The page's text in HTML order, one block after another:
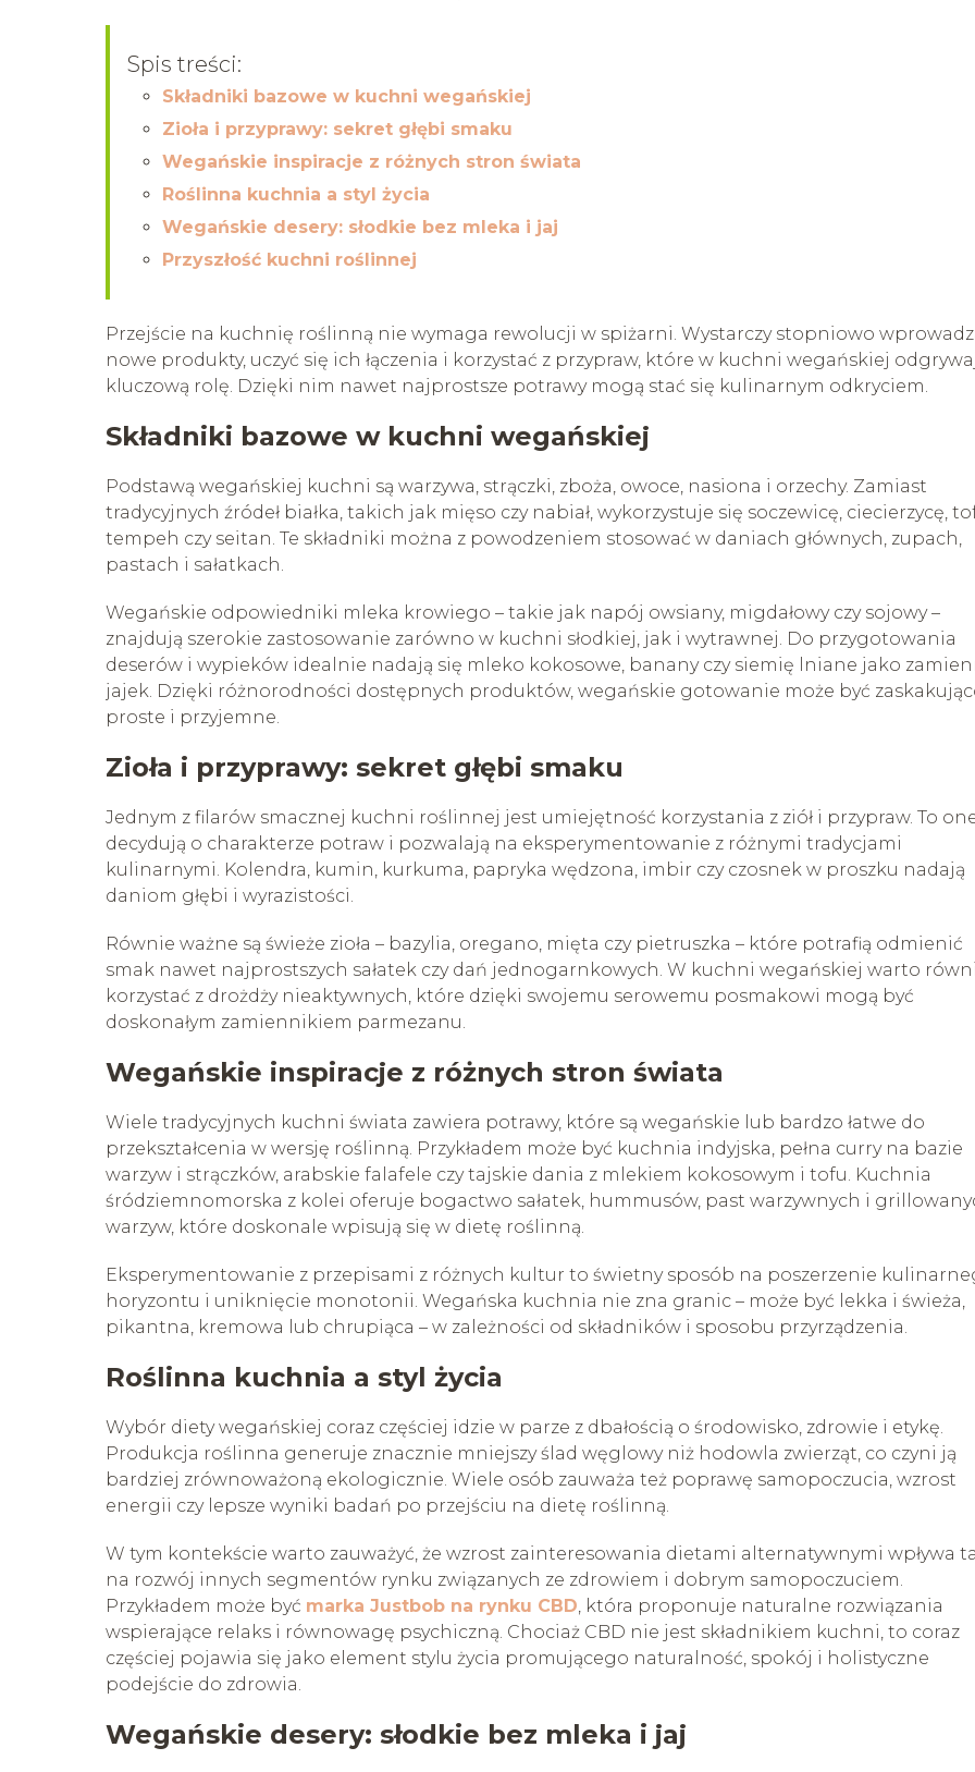
Spis treści:
Składniki bazowe w kuchni wegańskiej
Zioła i przyprawy: sekret głębi smaku
Wegańskie inspiracje z różnych stron świata
Roślinna kuchnia a styl życia
Wegańskie desery: słodkie bez mleka i jaj
Przyszłość kuchni roślinnej
Przejście na kuchnię roślinną nie wymaga rewolucji w spiżarni. Wystarczy stopniowo
nowe produkty, uczyć się ich łączenia i korzystać z przypraw, które w kuchni wegańskiej
kluczową rolę. Dzięki nim nawet najprostsze potrawy mogą stać się kulinarnym odkryciem.
Składniki bazowe w kuchni wegańskiej
Podstawą wegańskiej kuchni są warzywa, strączki, zboża, owoce, nasiona i orzechy. Zamiast
tradycyjnych źródeł białka, takich jak mięso czy nabiał, wykorzystuje się soczewicę, ciecierzycę,
tempeh czy seitan. Te składniki można z powodzeniem stosować w daniach głównych, zupach,
pastach i sałatkach.
Wegańskie odpowiedniki mleka krowiego – takie jak napój owsiany, migdałowy czy sojowy –
znajdują szerokie zastosowanie zarówno w kuchni słodkiej, jak i wytrawnej. Do przygotowania
deserów i wypieków idealnie nadają się mleko kokosowe, banany czy siemię lniane jako
jajek. Dzięki różnorodności dostępnych produktów, wegańskie gotowanie może być
proste i przyjemne.
Zioła i przyprawy: sekret głębi smaku
Jednym z filarów smacznej kuchni roślinnej jest umiejętność korzystania z ziół i przypraw. To
decydują o charakterze potraw i pozwalają na eksperymentowanie z różnymi tradycjami
kulinarnymi. Kolendra, kumin, kurkuma, papryka wędzona, imbir czy czosnek w proszku nadają
daniom głębi i wyrazistości.
Równie ważne są świeże zioła – bazylia, oregano, mięta czy pietruszka – które potrafią odmienić
smak nawet najprostszych sałatek czy dań jednogarnkowych. W kuchni wegańskiej warto
korzystać z drożdży nieaktywnych, które dzięki swojemu serowemu posmakowi mogą być
doskonałym zamiennikiem parmezanu.
Wegańskie inspiracje z różnych stron świata
Wiele tradycyjnych kuchni świata zawiera potrawy, które są wegańskie lub bardzo łatwe do
przekształcenia w wersję roślinną. Przykładem może być kuchnia indyjska, pełna curry na bazie
warzyw i strączków, arabskie falafele czy tajskie dania z mlekiem kokosowym i tofu. Kuchnia
śródziemnomorska z kolei oferuje bogactwo sałatek, hummusów, past warzywnych i
warzyw, które doskonale wpisują się w dietę roślinną.
Eksperymentowanie z przepisami z różnych kultur to świetny sposób na poszerzenie
horyzontu i uniknięcie monotonii. Wegańska kuchnia nie zna granic – może być lekka i świeża,
pikantna, kremowa lub chrupiąca – w zależności od składników i sposobu przyrządzenia.
Roślinna kuchnia a styl życia
Wybór diety wegańskiej coraz częściej idzie w parze z dbałością o środowisko, zdrowie i etykę.
Produkcja roślinna generuje znacznie mniejszy ślad węglowy niż hodowla zwierząt, co czyni ją
bardziej zrównoważoną ekologicznie. Wiele osób zauważa też poprawę samopoczucia, wzrost
energii czy lepsze wyniki badań po przejściu na dietę roślinną.
W tym kontekście warto zauważyć, że wzrost zainteresowania dietami alternatywnymi wpływa
na rozwój innych segmentów rynku związanych ze zdrowiem i dobrym samopoczuciem.
Przykładem może być marka Justbob na rynku CBD , która proponuje naturalne rozwiązania
wspierające relaks i równowagę psychiczną. Chociaż CBD nie jest składnikiem kuchni, to coraz
częściej pojawia się jako element stylu życia promującego naturalność, spokój i holistyczne
podejście do zdrowia.
Wegańskie desery: słodkie bez mleka i jaj